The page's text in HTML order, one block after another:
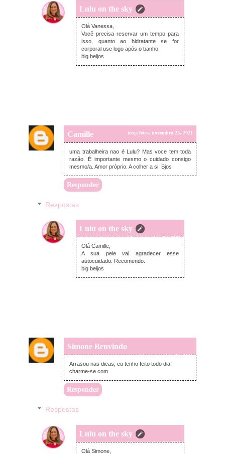
Lulu on the sky
terça-feira, novembro 23, 2021
Olá Vanessa,
Você precisa reservar um tempo para
isso, quanto ao hidratante se for
corporal use logo após o banho.
big beijos
Camille terça-feira, novembro 23, 2021
uma trabalheira nao é Lulu? Mas voce tem toda
razão. É importante mesmo o cuidado consigo
mesmo/a. Amor próprio. A colher a si. Bjos
Responder
Respostas
Lulu on the sky
quarta-feira, novembro 24, 2021
Olá Camille,
A sua pele vai agradecer esse
autocuidado. Recomendo.
big beijos
Simone Benvindo
terça-feira, novembro 23, 2021
Arrasou nas dicas, eu tenho feito todo dia.
charme-se.com
Responder
Respostas
Lulu on the sky
quarta-feira, novembro 24, 2021
Olá Simone,